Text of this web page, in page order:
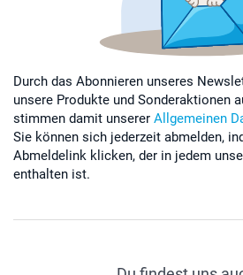
Durch das Abonnieren unseres
unsere Produkte und Sonderaktionen
stimmen damit unserer Allgemeinen
Sie können sich jederzeit abmelden,
Abmeldelink klicken, der in jedem
enthalten ist.